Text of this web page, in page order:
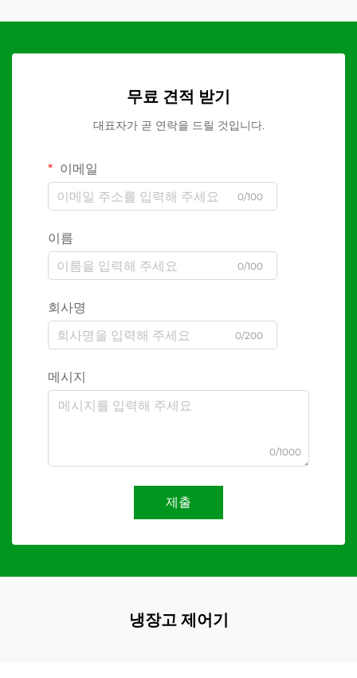
무료 견적 받기
대표자가 곧 연락을 드릴 것입니다.
이메일
0/100
이름
0/100
회사명
0/200
메시지
0/1000
제출
냉장고 제어기